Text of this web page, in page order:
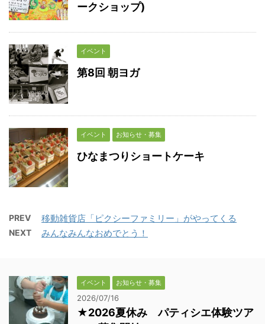
ークショップ)
イベント
第8回 朝ヨガ
イベント お知らせ・募集
ひなまつりショートケーキ
PREV 移動雑貨店「ピクシーファミリー」がやってくる
NEXT みんなみんなおめでとう！
イベント お知らせ・募集
2026/07/16
★2026夏休み パティシエ体験ツア